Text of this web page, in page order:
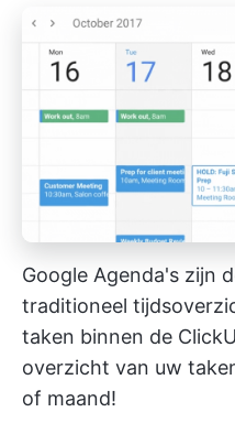
Google Agenda's zijn
traditioneel
taken binnen de
overzicht van uw
of maand!